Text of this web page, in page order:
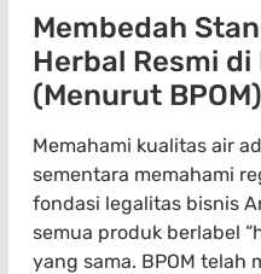
Membedah
Herbal Resmi
(Menurut BPOM)
Memahami kualitas air
sementara memahami
fondasi legalitas bisnis
semua produk berlabel
yang sama. BPOM telah